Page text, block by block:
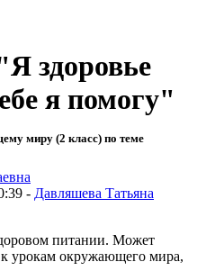
здоровье
я помогу"
миру (2 класс) по теме
- Давляшева Татьяна
питании. Может
урокам окружающего мира,